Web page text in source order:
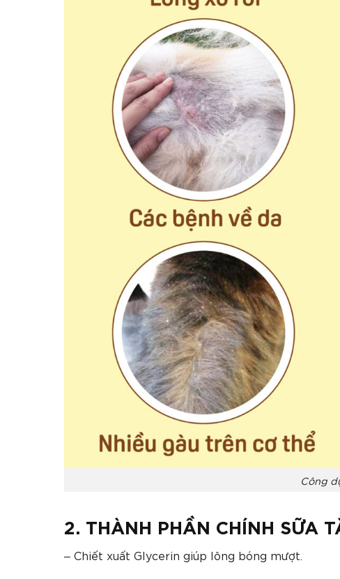
Công
2. THÀNH PHẦN CHÍNH SỮA
– Chiết xuất Glycerin giúp lông bóng mượt.